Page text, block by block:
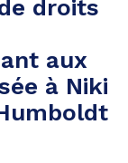
droits
aux
à Niki